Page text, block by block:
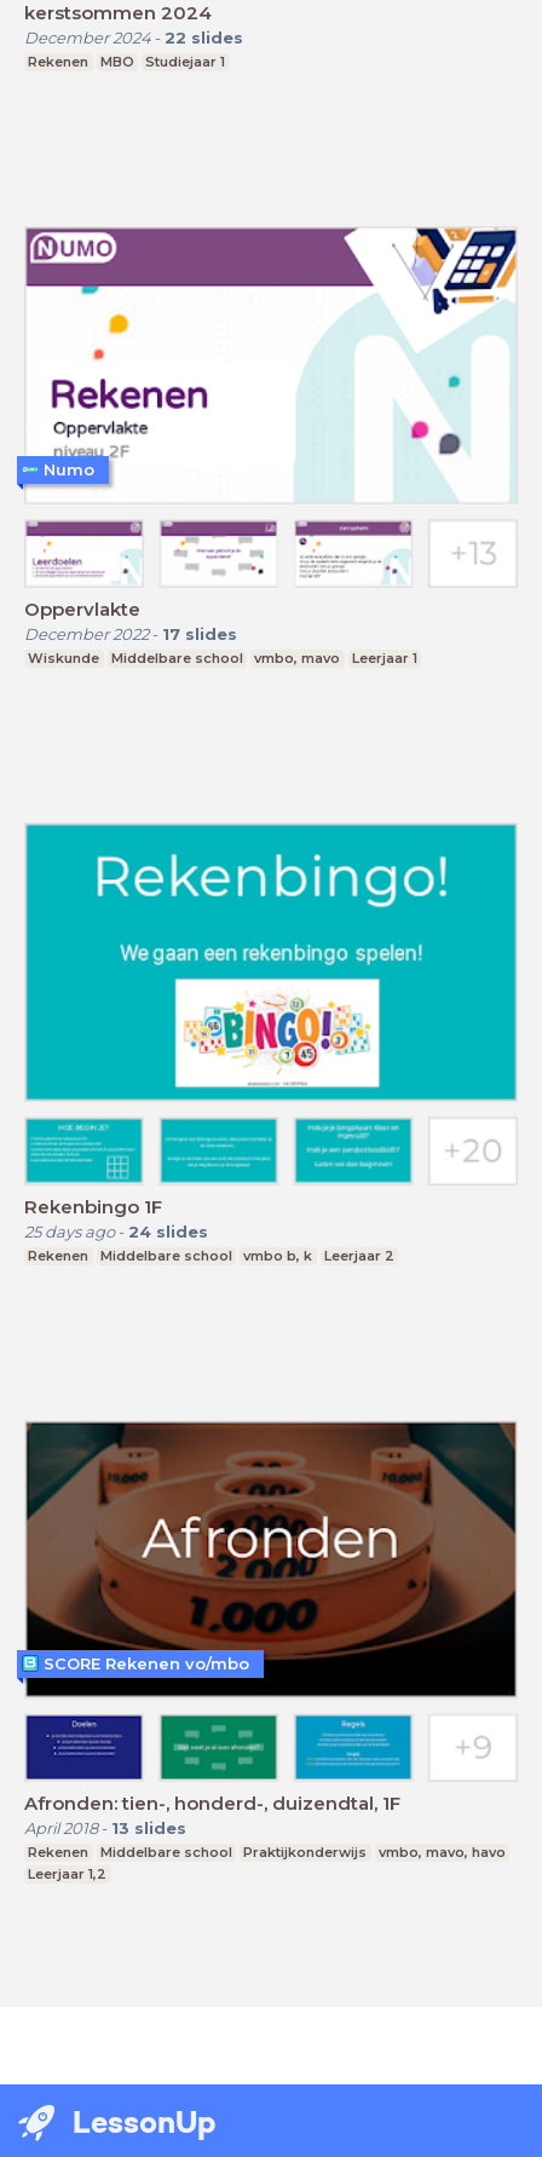
kerstsommen 2024
December 2024- 22 slides
Rekenen MBO Studiejaar 1
Oppervlakte
December 2022- 17 slides
Wiskunde Middelbare school vmbo, mavo Leerjaar 1
Numo
Rekenbingo 1F
25 days ago- 24 slides
Rekenen Middelbare school vmbo b, k Leerjaar 2
Afronden: tien-, honderd-, duizendtal, 1F
April 2018- 13 slides
Rekenen Middelbare school Praktijkonderwijs
vmbo, mavo, havo
Leerjaar 1,2
SCORE Rekenen vo/mbo
LessonUp